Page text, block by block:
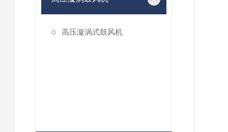
高压漩涡式鼓风机